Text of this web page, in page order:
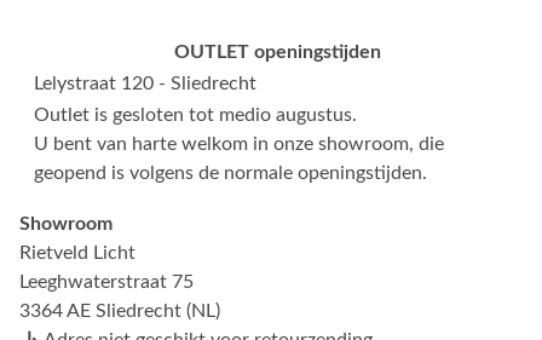
OUTLET openingstijden
Lelystraat 120 - Sliedrecht
Outlet is gesloten tot medio augustus.
U bent van harte welkom in onze showroom, die
geopend is volgens de normale openingstijden.
Showroom
Rietveld Licht
Leeghwaterstraat 75
3364 AE Sliedrecht (NL)